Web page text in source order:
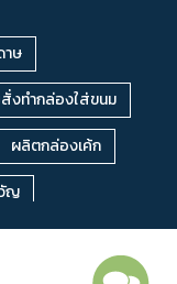
กลาย
หิ้ว
หิ้วทรงบ้าน
ษ
งทำกล่องใส่ขนม
ผลิตกล่องเค้ก
ญ